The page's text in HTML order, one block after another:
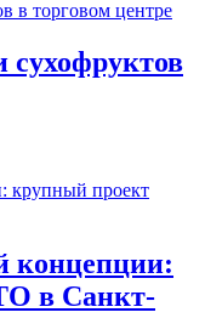
сухофруктов
концепции:
в Санкт-